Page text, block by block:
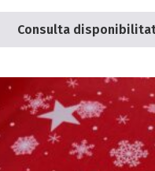
Consulta